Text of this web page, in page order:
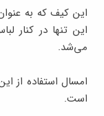
این کیف که به
این تنها در کنار
می‌شد.
امسال استفاده از
است.